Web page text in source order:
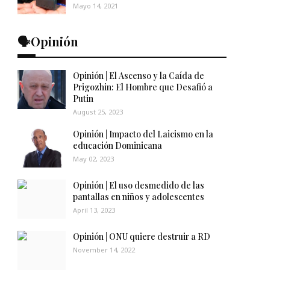
Mayo 14, 2021
🗣️Opinión
Opinión | El Ascenso y la Caída de
Prigozhin: El Hombre que Desafió a
Putin
August 25, 2023
Opinión | Impacto del Laicismo en la
educación Dominicana
May 02, 2023
Opinión | El uso desmedido de las
pantallas en niños y adolescentes
April 13, 2023
Opinión | ONU quiere destruir a RD
November 14, 2022